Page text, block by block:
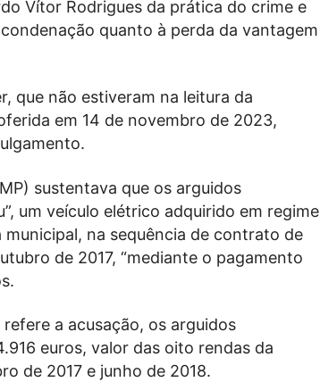
Vítor Rodrigues da prática do crime e
quanto à perda da vantagem
que não estiveram na leitura da
em 14 de novembro de 2023,
sustentava que os arguidos
um veículo elétrico adquirido em regime
na sequência de contrato de
de 2017, “mediante o pagamento
a acusação, os arguidos
euros, valor das oito rendas da
de 2017 e junho de 2018.